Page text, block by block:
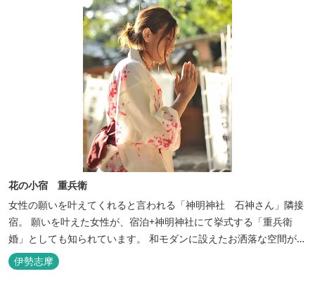
花の小宿 重兵衛
女性の願いを叶えてくれると言われる「神明神社 石神さん」隣接
宿。 願いを叶えた女性が、宿泊+神明神社にて挙式する「重兵衛
婚」としても知られています。 和モダンに設えたお洒落な空間が女
性に人気。
伊勢志摩